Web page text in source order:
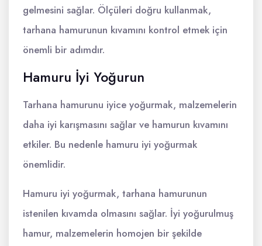
gelmesini sağlar. Ölçüleri doğru kullanmak,
tarhana hamurunun kıvamını kontrol etmek için
önemli bir adımdır.
Hamuru İyi Yoğurun
Tarhana hamurunu iyice yoğurmak, malzemelerin
daha iyi karışmasını sağlar ve hamurun kıvamını
etkiler. Bu nedenle hamuru iyi yoğurmak
önemlidir.
Hamuru iyi yoğurmak, tarhana hamurunun
istenilen kıvamda olmasını sağlar. İyi yoğurulmuş
hamur, malzemelerin homojen bir şekilde